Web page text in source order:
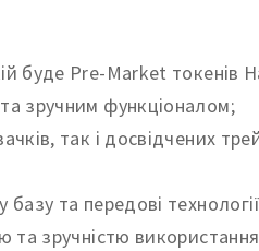
буде Pre-Market токенів
зручним функціоналом;
так і досвідчених
та передові
та зручністю